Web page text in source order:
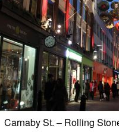
Carnaby St. – Rolling